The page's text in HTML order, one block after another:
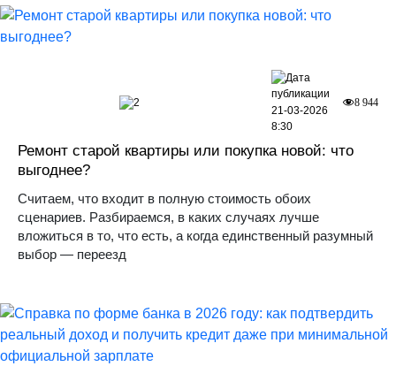
Ремонт старой квартиры или покупка новой: что
выгоднее?
Считаем, что входит в полную стоимость обоих
сценариев. Разбираемся, в каких случаях лучше
вложиться в то, что есть, а когда единственный разумный
выбор — переезд
2 8 944
21-03-2026
8:30